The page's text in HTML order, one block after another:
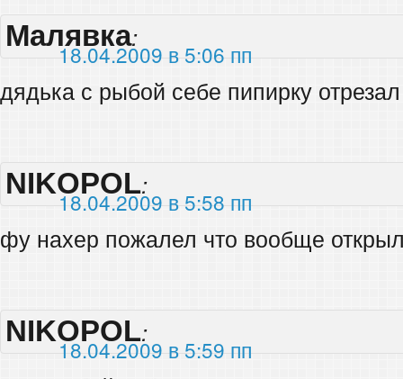
Малявка:
18.04.2009 в 5:06 пп
дядька с рыбой себе пипирку
NIKOPOL:
18.04.2009 в 5:58 пп
фу нахер пожалел что вообще
NIKOPOL:
18.04.2009 в 5:59 пп